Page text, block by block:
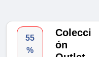
55
%
Colecci
ón